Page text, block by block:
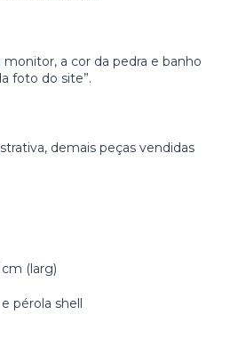
a cor da pedra e banho
foto do site”.
demais peças vendidas
(larg)
pérola shell